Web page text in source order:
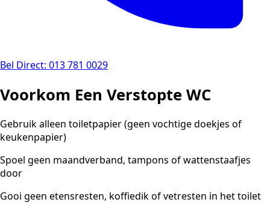
Bel Direct: 013 781 0029
Voorkom Een Verstopte WC
Gebruik alleen toiletpapier (geen vochtige doekjes of
keukenpapier)
Spoel geen maandverband, tampons of wattenstaafjes
door
Gooi geen etensresten, koffiedik of vetresten in het toilet